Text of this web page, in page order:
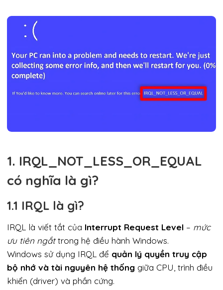
1. IRQL_NOT_LESS_OR_EQUAL
có nghĩa là gì?
1.1 IRQL là gì?
IRQL là viết tắt của Interrupt Request Level – mức
ưu tiên ngắttrong hệ điều hành Windows.
Windows sử dụng IRQL để quản lý quyền truy cập
bộ nhớ và tài nguyên hệ thống giữa CPU, trình điều
khiển (driver) và phần cứng.